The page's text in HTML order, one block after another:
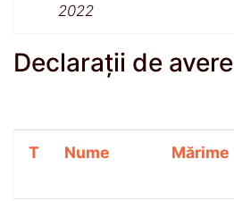
2022
Declarații de avere
T Nume Mărime